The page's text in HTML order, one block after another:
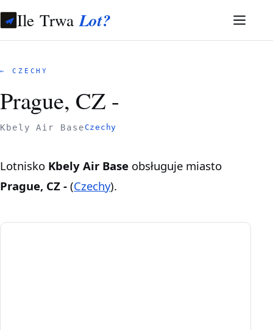
Ile TrwaLot?
← CZECHY
Prague, CZ -
Kbely Air BaseCzechy
Lotnisko Kbely Air Base obsługuje miasto
Prague, CZ - (Czechy).